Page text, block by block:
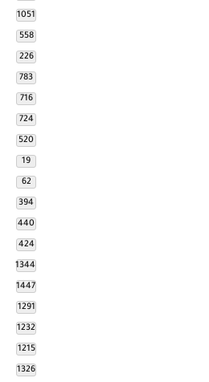
1051
558
226
783
716
724
520
19
62
394
440
424
1344
1447
1291
1232
1215
1326